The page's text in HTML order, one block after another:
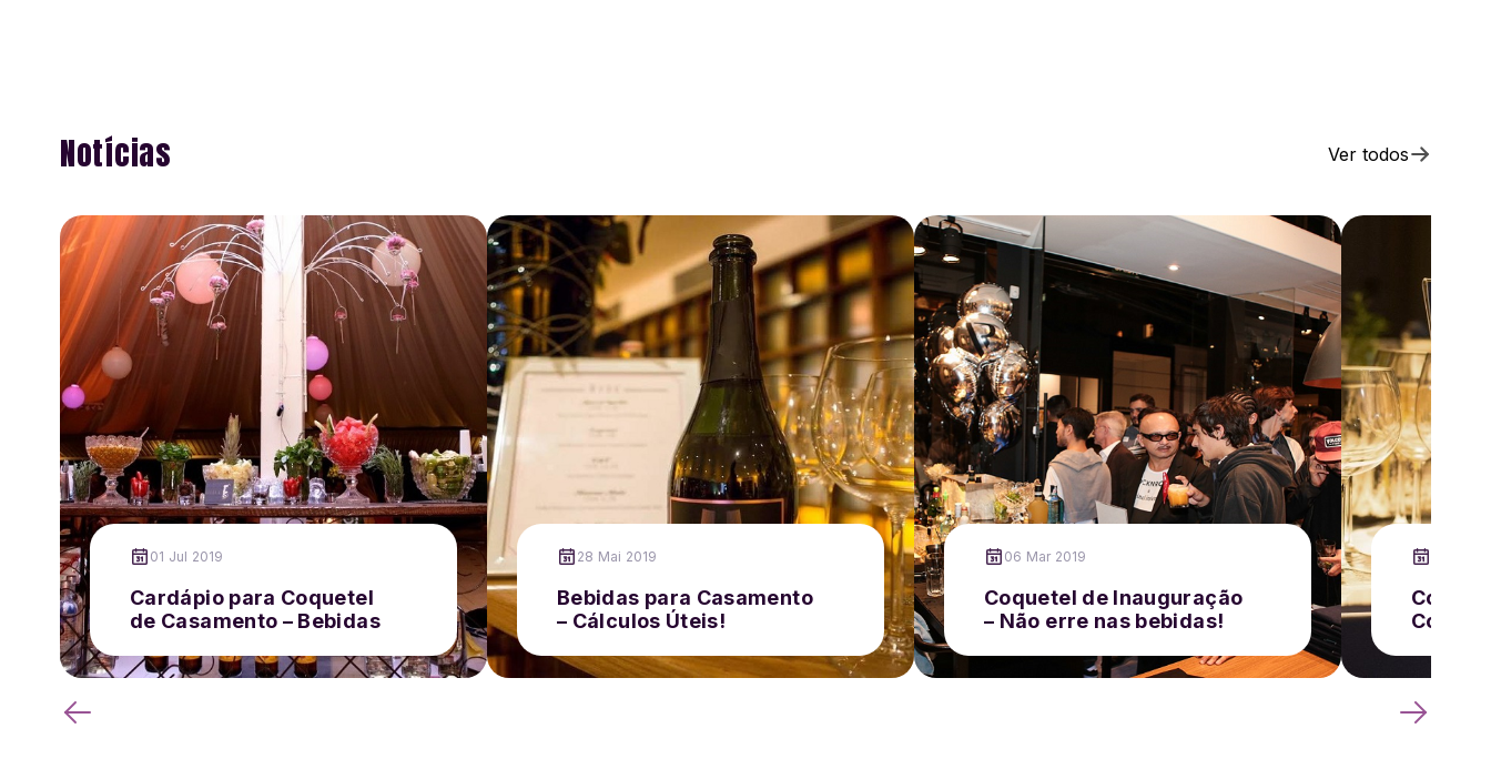
Notícias Ver todos
01 Jul 2019
Cardápio para Coquetel
de Casamento – Bebidas
28 Mai 2019
Bebidas para Casamento
– Cálculos Úteis!
06 Mar 2019
Coquetel de Inauguração
– Não erre nas bebidas!